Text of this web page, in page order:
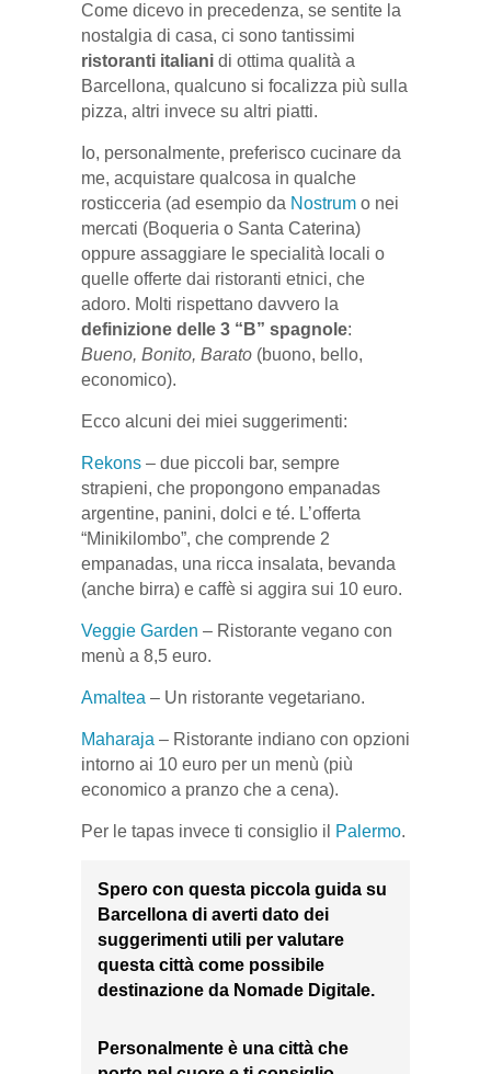
Come dicevo in precedenza, se sentite la
nostalgia di casa, ci sono tantissimi
ristoranti italiani di ottima qualità a
Barcellona, qualcuno si focalizza più sulla
pizza, altri invece su altri piatti.
Io, personalmente, preferisco cucinare da
me, acquistare qualcosa in qualche
rosticceria (ad esempio da Nostrum o nei
mercati (Boqueria o Santa Caterina)
oppure assaggiare le specialità locali o
quelle offerte dai ristoranti etnici, che
adoro. Molti rispettano davvero la
definizione delle 3 “B” spagnole:
Bueno, Bonito, Barato (buono, bello,
economico).
Ecco alcuni dei miei suggerimenti:
Rekons – due piccoli bar, sempre
strapieni, che propongono empanadas
argentine, panini, dolci e té. L’offerta
“Minikilombo”, che comprende 2
empanadas, una ricca insalata, bevanda
(anche birra) e caffè si aggira sui 10 euro.
Veggie Garden – Ristorante vegano con
menù a 8,5 euro.
Amaltea – Un ristorante vegetariano.
Maharaja – Ristorante indiano con opzioni
intorno ai 10 euro per un menù (più
economico a pranzo che a cena).
Per le tapas invece ti consiglio il Palermo.
Spero con questa piccola guida su
Barcellona di averti dato dei
suggerimenti utili per valutare
questa città come possibile
destinazione da Nomade Digitale.
Personalmente è una città che